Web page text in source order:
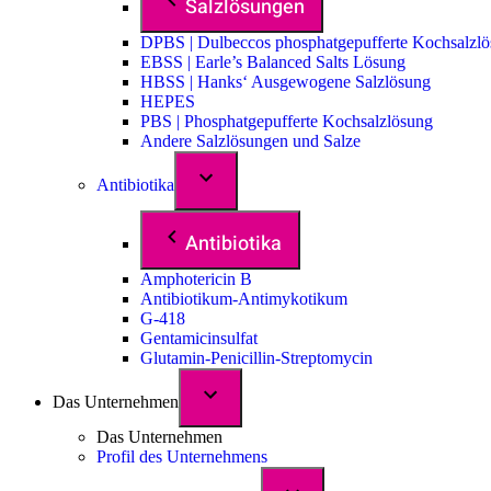
Salzlösungen
DPBS | Dulbeccos phosphatgepufferte
EBSS | Earle’s Balanced Salts Lösung
HBSS | Hanks‘ Ausgewogene Salzlösung
HEPES
PBS | Phosphatgepufferte Kochsalzlösung
Andere Salzlösungen und Salze
Antibiotika
Antibiotika
Amphotericin B
Antibiotikum-Antimykotikum
G-418
Gentamicinsulfat
Glutamin-Penicillin-Streptomycin
Das Unternehmen
Das Unternehmen
Profil des Unternehmens